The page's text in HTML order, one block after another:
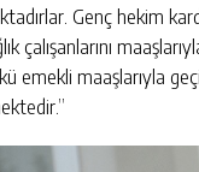
Genç hekim
çalışanlarını
emekli maaşlarıyla